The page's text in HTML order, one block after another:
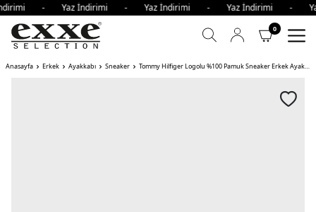
- Yaz İndirimi - Yaz İndirimi - Yaz
0
Anasayfa Erkek Ayakkabı Sneaker Tommy Hilfiger Logolu %100 Pamuk Sneaker Erkek Ayakkabı